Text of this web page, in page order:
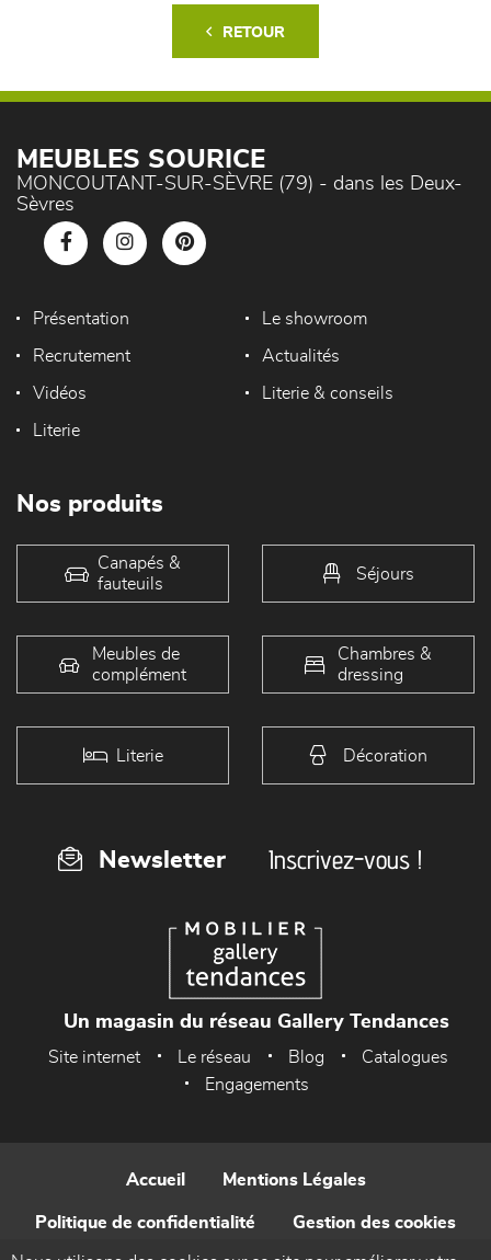
RETOUR
MEUBLES SOURICE
MONCOUTANT-SUR-SÈVRE (79) - dans les Deux-
Sèvres
Présentation Le showroom
Recrutement Actualités
Vidéos Literie & conseils
Literie
Nos produits
Canapés &
fauteuils
Séjours
Meubles de
complément
Chambres &
dressing
Literie Décoration
Newsletter Inscrivez-vous !
Un magasin du réseau Gallery Tendances
Site internet Le réseau Blog
Catalogues
Engagements
Accueil Mentions Légales
Politique de confidentialité Gestion des cookies